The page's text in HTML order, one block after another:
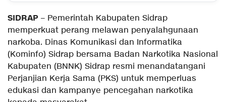
SIDRAP – Pemerintah Kabupaten Sidrap
memperkuat perang melawan penyalahgunaan
narkoba. Dinas Komunikasi dan Informatika
(Kominfo) Sidrap bersama Badan Narkotika Nasional
Kabupaten (BNNK) Sidrap resmi menandatangani
Perjanjian Kerja Sama (PKS) untuk memperluas
edukasi dan kampanye pencegahan narkotika